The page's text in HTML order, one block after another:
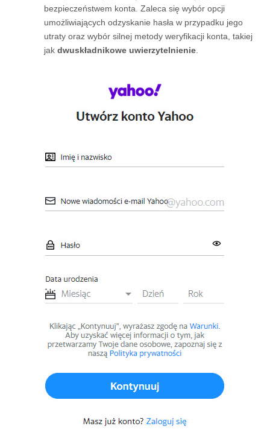
bezpieczeństwem konta. Zaleca się wybór opcji
umożliwiających odzyskanie hasła w przypadku jego
utraty oraz wybór silnej metody weryfikacji konta, takiej
jak dwuskładnikowe uwierzytelnienie